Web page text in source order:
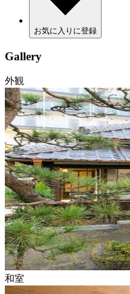
お気に入りに登録
Gallery
外観
和室